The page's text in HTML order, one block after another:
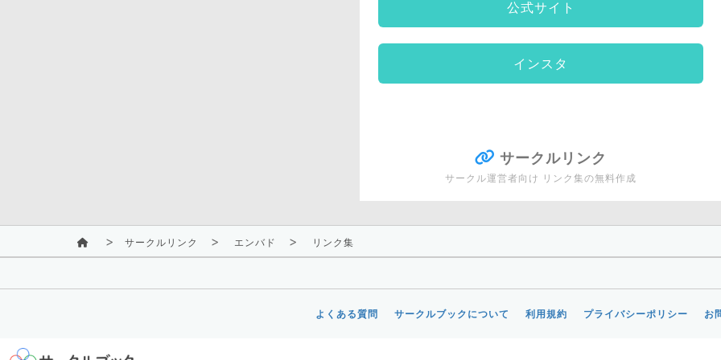
公式サイト
インスタ
サークルリンク
サークル運営者向け リンク集の無料作成
サークルリンク エンバド リンク集
よくある質問 サークルブックについて 利用規約 プライバシーポリシー お